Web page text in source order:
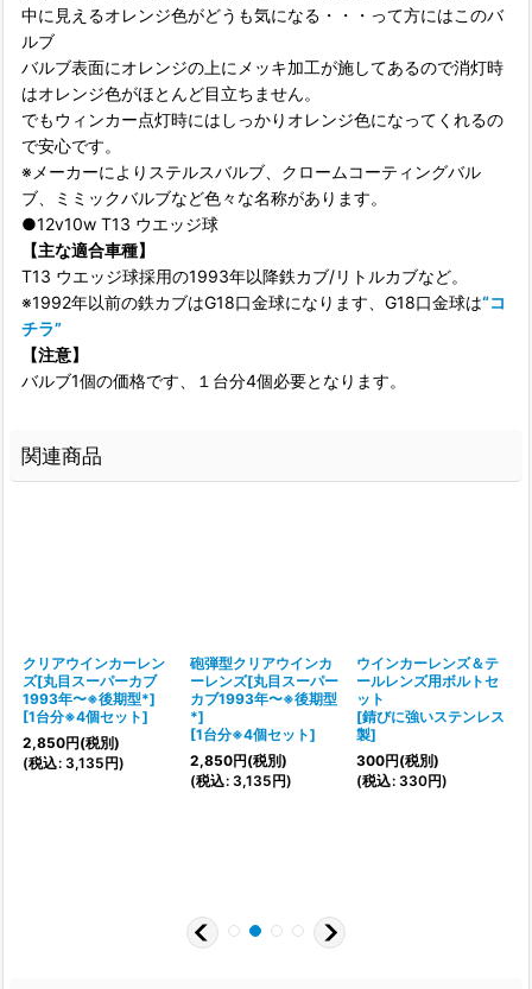
中に見えるオレンジ色がどうも気になる・・・って方にはこのバ
ルブ
バルブ表面にオレンジの上にメッキ加工が施してあるので消灯時
はオレンジ色がほとんど目立ちません。
でもウィンカー点灯時にはしっかりオレンジ色になってくれるの
で安心です。
※メーカーによりステルスバルブ、クロームコーティングバル
ブ、ミミックバルブなど色々な名称があります。
●12v10w T13 ウエッジ球
【主な適合車種】
T13 ウエッジ球採用の1993年以降鉄カブ/リトルカブなど。
※1992年以前の鉄カブはG18口金球になります、G18口金球は“コ
チラ”
【注意】
バルブ1個の価格です、１台分4個必要となります。
関連商品
クリアウインカーレン
ズ[丸目スーパーカブ
1993年〜※後期型*]
[1台分※4個セット]
2,850円(税別)
(税込: 3,135円)
砲弾型クリアウインカ
ーレンズ[丸目スーパー
カブ1993年〜※後期型
*]
[1台分※4個セット]
2,850円(税別)
(税込: 3,135円)
ウインカーレンズ＆テ
ールレンズ用ボルトセ
ット
[錆びに強いステンレス
製]
300円(税別)
(税込: 330円)